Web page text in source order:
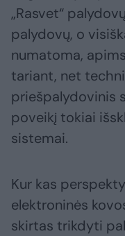
„Rasvet“
palydovų, o
numatoma,
tariant, net
priešpalydovinis
poveikį tokiai
sistemai.
Kur kas
elektroninės
skirtas trikdyti